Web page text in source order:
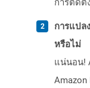
การติดตั้
การแปล
หรือไม่
แน่นอน!